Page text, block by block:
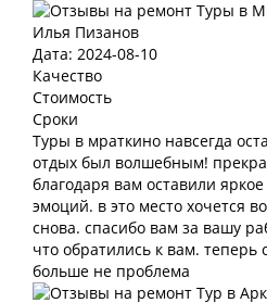
Илья Пизанов
Дата: 2024-08-10
Качество
Стоимость
Сроки
Туры в мраткино навсегда
отдых был волшебным!
благодаря вам оставили
эмоций. в это место хочется
снова. спасибо вам за вашу
что обратились к вам. теперь
больше не проблема